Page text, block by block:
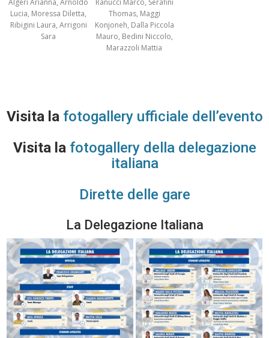
Lucia, Moressa Diletta,
Ribigini Laura, Arrigoni
Sara
Thomas, Maggi
Konjoneh, Dalla Piccola
Mauro, Bedini Niccolo,
Marazzoli Mattia
Visita lafotogallery ufficiale dell’evento
Visita la fotogallery della delegazione
italiana
Dirette delle gare
La Delegazione Italiana